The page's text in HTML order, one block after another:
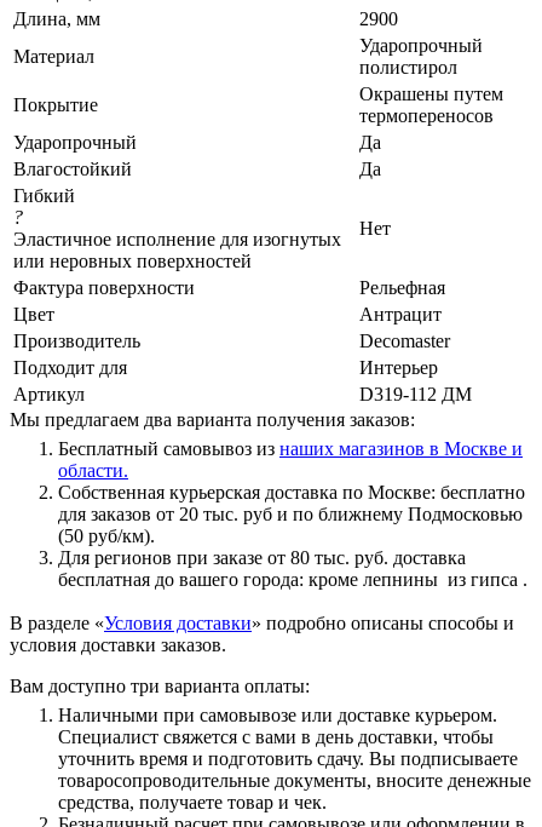
Длина, мм
2900
Материал
Ударопрочный
полистирол
Покрытие
Окрашены путем
термопереносов
Ударопрочный
Да
Влагостойкий
Да
Гибкий
?
Эластичное исполнение для изогнутых
или неровных поверхностей
Нет
Фактура поверхности
Рельефная
Цвет
Антрацит
Производитель
Decomaster
Подходит для
Интерьер
Артикул
D319-112 ДМ
Мы предлагаем два варианта получения заказов:
Бесплатный самовывоз из наших магазинов в Москве и
области.
Собственная курьерская доставка по Москве: бесплатно
для заказов от 20 тыс. руб и по ближнему Подмосковью
(50 руб/км).
Для регионов при заказе от 80 тыс. руб. доставка
бесплатная до вашего города: кроме лепнины из гипса .
В разделе «Условия доставки» подробно описаны способы и
условия доставки заказов.
Вам доступно три варианта оплаты:
Наличными при самовывозе или доставке курьером.
Специалист свяжется с вами в день доставки, чтобы
уточнить время и подготовить сдачу. Вы подписываете
товаросопроводительные документы, вносите денежные
средства, получаете товар и чек.